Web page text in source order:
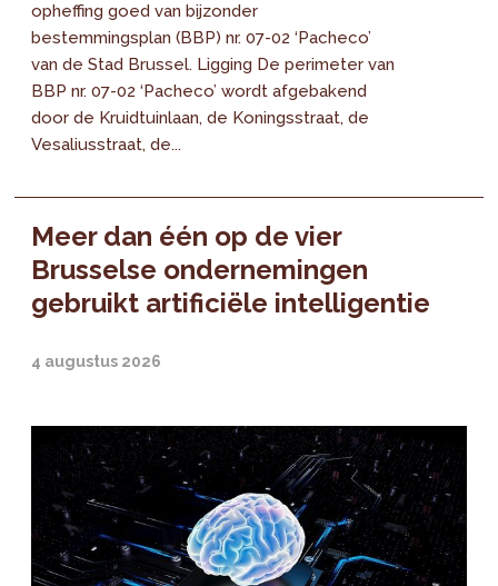
opheffing goed van bijzonder
bestemmingsplan (BBP) nr. 07-02 ‘Pacheco’
van de Stad Brussel. Ligging De perimeter van
BBP nr. 07-02 ‘Pacheco’ wordt afgebakend
door de Kruidtuinlaan, de Koningsstraat, de
Vesaliusstraat, de...
Meer dan één op de vier
Brusselse ondernemingen
gebruikt artificiële intelligentie
4 augustus 2026